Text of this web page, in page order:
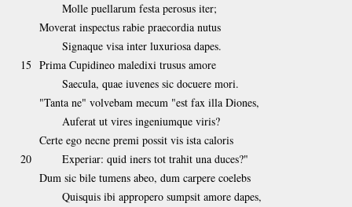
Molle puellarum festa perosus iter;
Moverat inspectus rabie praecordia nutus
Signaque visa inter luxuriosa dapes.
15 Prima Cupidineo maledixi trusus amore
Saecula, quae iuvenes sic docuere mori.
"Tanta ne" volvebam mecum "est fax illa Diones,
Auferat ut vires ingeniumque viris?
Certe ego necne premi possit vis ista caloris
20
Experiar: quid iners tot trahit una duces?"
Dum sic bile tumens abeo, dum carpere coelebs
Quisquis ibi appropero sumpsit amore dapes,